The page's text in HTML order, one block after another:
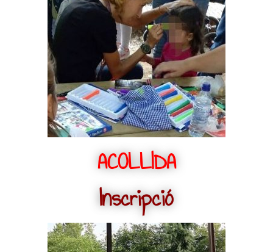
ACOLLIDA
Inscripció